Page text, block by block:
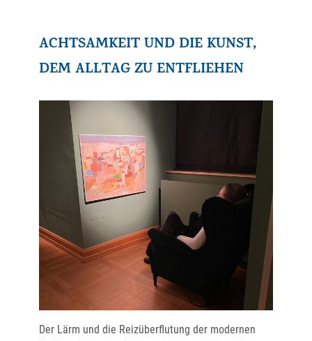
ACHTSAMKEIT UND DIE KUNST,
DEM ALLTAG ZU ENTFLIEHEN
Der Lärm und die Reizüberflutung der modernen